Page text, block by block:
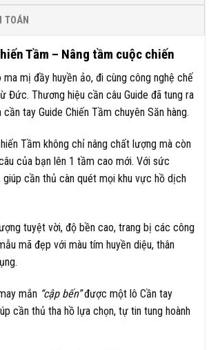
TOÁN
Tầm – Nâng tầm cuộc chiến
mị đầy huyền ảo, đi cùng công nghệ chế
Đức. Thương hiệu cần câu Guide đã tung ra
tay Guide Chiến Tầm chuyên Săn hàng.
Tầm không chỉ nâng chất lượng mà còn
của bạn lên 1 tầm cao mới. Với sức
giúp cần thủ càn quét mọi khu vực hồ dịch
tuyệt vời, độ bền cao, trang bị các công
mã đẹp với màu tím huyền diệu, thân
mắn “cập bến”được một lô Cần tay
cần thủ tha hồ lựa chọn, tự tin tung hoành